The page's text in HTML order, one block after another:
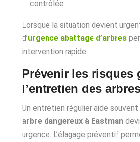
contrôlée
Lorsque la situation devient
d’urgence abattage d’arbres
intervention rapide.
Prévenir les risques
l’entretien des arbres
Un entretien régulier aide souvent
arbre dangereux à Eastman
urgence. L’élagage préventif